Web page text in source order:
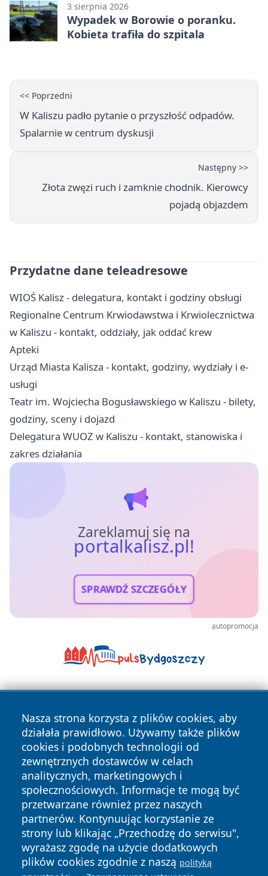
3 sierpnia 2026
Wypadek w Borowie o poranku.
Kobieta trafiła do szpitala
<< Poprzedni
W Kaliszu padło pytanie o przyszłość odpadów.
Spalarnie w centrum dyskusji
Następny >>
Złota zwęzi ruch i zamknie chodnik. Kierowcy
pojadą objazdem
Przydatne dane teleadresowe
WIOŚ Kalisz - delegatura, kontakt i godziny obsługi
Regionalne Centrum Krwiodawstwa i Krwiolecznictwa
w Kaliszu - kontakt, oddziały, jak oddać krew
Apteki
Urząd Miasta Kalisza - kontakt, godziny, wydziały i e-
usługi
Teatr im. Wojciecha Bogusławskiego w Kaliszu - bilety,
godziny, sceny i dojazd
Delegatura WUOZ w Kaliszu - kontakt, stanowiska i
zakres działania
Zareklamuj się na
portalkalisz.pl!
SPRAWDŹ SZCZEGÓŁY
autopromocja
Nasza strona korzysta z plików cookies, aby
działała prawidłowo. Używamy także plików
cookies i podobnych technologii od
zewnętrznych dostawców w celach
analitycznych, marketingowych i
społecznościowych. Informacje te mogą być
przetwarzane również przez naszych
partnerów. Kontynuując korzystanie ze
strony lub klikając „Przechodzę do serwisu",
wyrażasz zgodę na użycie dodatkowych
plików cookies zgodnie z naszą polityką
Copyright © 2026 portalkalisz.pl Wszystkie prawa
zastrzeżone.
News Autorzy
Polityka
Prywatności
Polityka
Cookies